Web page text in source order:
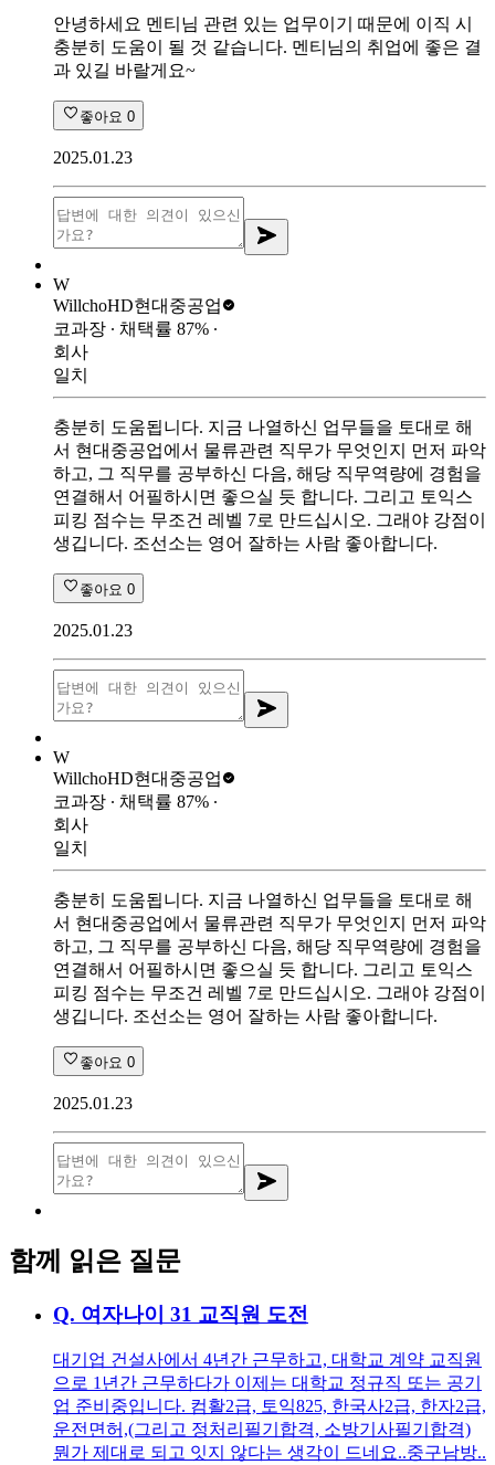
안녕하세요 멘티님 관련 있는 업무이기 때문에 이직 시
충분히 도움이 될 것 같습니다. 멘티님의 취업에 좋은 결
과 있길 바랄게요~
좋아요 0
2025.01.23
W
WillchoHD현대중공업
코과장 ∙ 채택률 87% ∙
회사
일치
충분히 도움됩니다. 지금 나열하신 업무들을 토대로 해
서 현대중공업에서 물류관련 직무가 무엇인지 먼저 파악
하고, 그 직무를 공부하신 다음, 해당 직무역량에 경험을
연결해서 어필하시면 좋으실 듯 합니다. 그리고 토익스
피킹 점수는 무조건 레벨 7로 만드십시오. 그래야 강점이
생깁니다. 조선소는 영어 잘하는 사람 좋아합니다.
좋아요 0
2025.01.23
W
WillchoHD현대중공업
코과장 ∙ 채택률 87% ∙
회사
일치
충분히 도움됩니다. 지금 나열하신 업무들을 토대로 해
서 현대중공업에서 물류관련 직무가 무엇인지 먼저 파악
하고, 그 직무를 공부하신 다음, 해당 직무역량에 경험을
연결해서 어필하시면 좋으실 듯 합니다. 그리고 토익스
피킹 점수는 무조건 레벨 7로 만드십시오. 그래야 강점이
생깁니다. 조선소는 영어 잘하는 사람 좋아합니다.
좋아요 0
2025.01.23
함께 읽은 질문
Q. 여자나이 31 교직원 도전
대기업 건설사에서 4년간 근무하고, 대학교 계약 교직원
으로 1년간 근무하다가 이제는 대학교 정규직 또는 공기
업 준비중입니다. 컴활2급, 토익825, 한국사2급, 한자2급,
운전면허,(그리고 정처리필기합격, 소방기사필기합격)
뭔가 제대로 되고 잇지 않다는 생각이 드네요..중구남방..